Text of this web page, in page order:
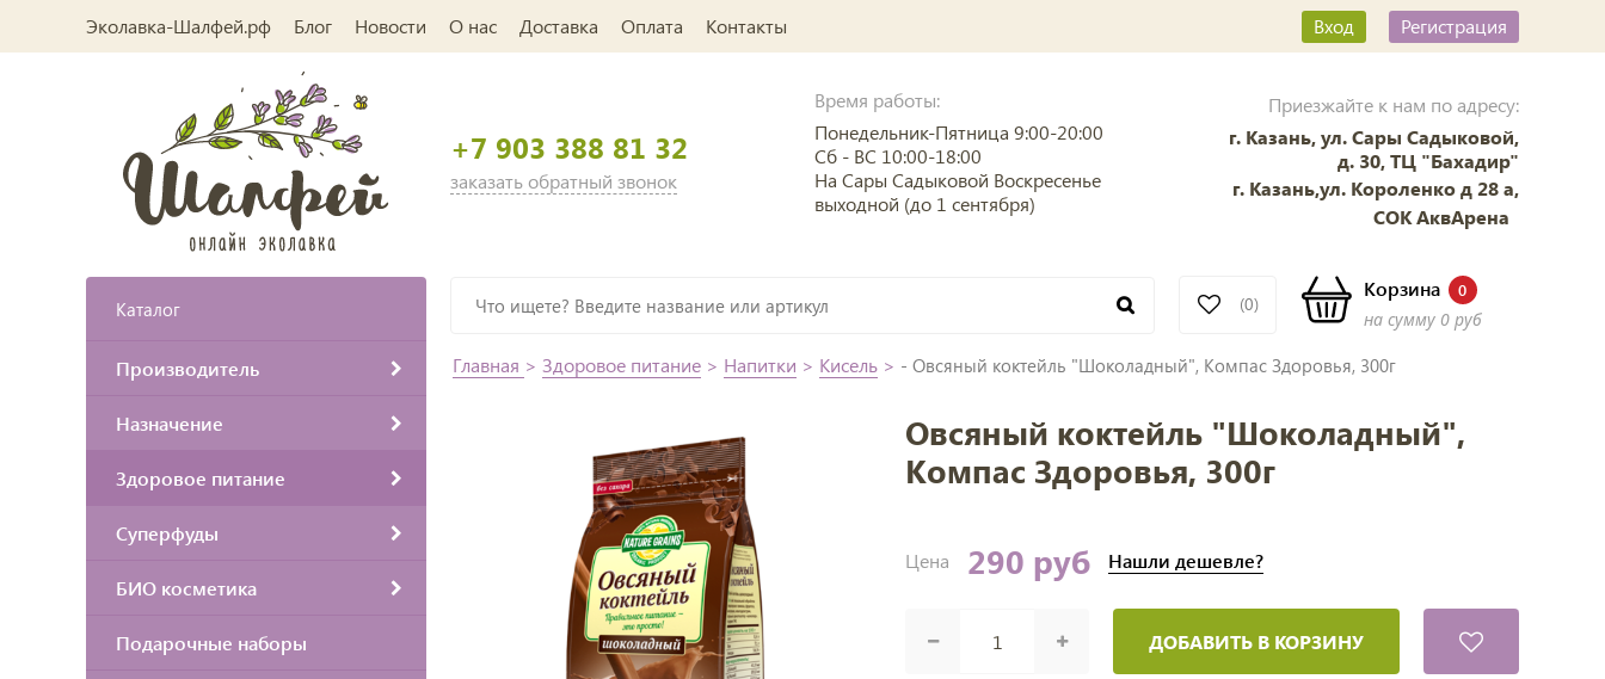
Эколавка-Шалфей.рф Блог Новости О нас Доставка Оплата Контакты Вход Регистрация
+7 903 388 81 32
заказать обратный звонок
Время работы:
Понедельник-Пятница 9:00-20:00
Сб - ВС 10:00-18:00
На Сары Садыковой Воскресенье
выходной (до 1 сентября)
Приезжайте к нам по адресу:
г. Казань, ул. Сары Садыковой,
д. 30, ТЦ "Бахадир"
г. Казань,ул. Короленко д 28 а,
СОК АквАрена
(0)
Корзина 0
на сумму 0 руб
Каталог
Производитель
Назначение
Здоровое питание
Суперфуды
БИО косметика
Подарочные наборы
Главная > Здоровое питание > Напитки > Кисель > - Овсяный коктейль "Шоколадный", Компас Здоровья, 300г
Овсяный коктейль "Шоколадный",
Компас Здоровья, 300г
Цена 290 руб Нашли дешевле?
ДОБАВИТЬ В КОРЗИНУ